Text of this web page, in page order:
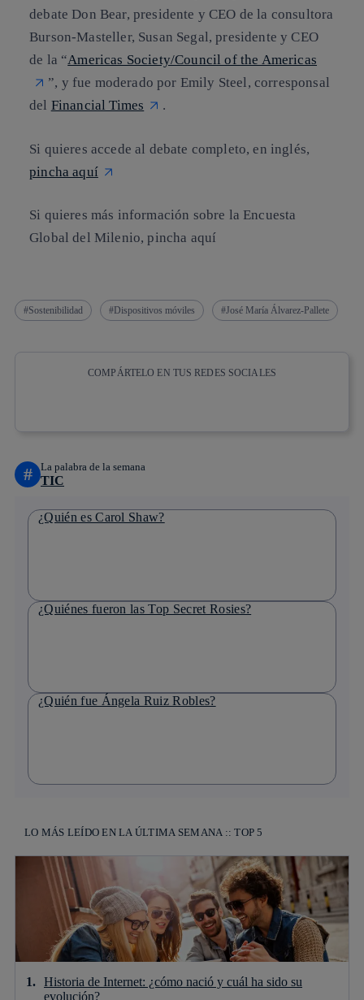
debateDon Bear, presidente y CEO de la consultora
Burson-Masteller, Susan Segal, presidente y CEO
de la “Americas Society/Council of the Americas
”, y fue moderado por Emily Steel, corresponsal
del Financial Times .
Si quieres accede al debate completo, en inglés,
pincha aquí
Si quieres más información sobre la Encuesta
Global del Milenio, pincha aquí
Sostenibilidad Dispositivos móviles José María Álvarez-Pallete
COMPÁRTELO EN TUS REDES SOCIALES
# La palabra de la semana
TIC
¿Quién es Carol Shaw?
¿Quiénes fueron las Top Secret Rosies?
¿Quién fue Ángela Ruiz Robles?
LO MÁS LEÍDO EN LA ÚLTIMA SEMANA :: TOP 5
Historia de Internet: ¿cómo nació y cuál ha sido su
evolución?